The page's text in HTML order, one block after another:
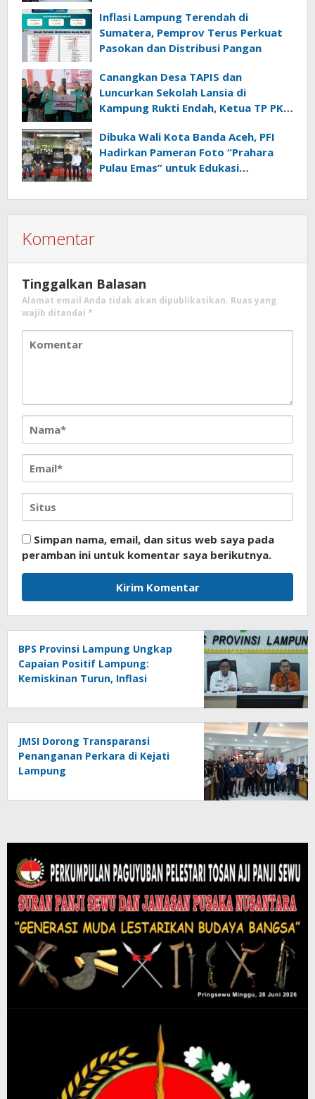
Inflasi Lampung Terendah di
Sumatera, Pemprov Terus Perkuat
Pasokan dan Distribusi Pangan
Canangkan Desa TAPIS dan
Luncurkan Sekolah Lansia di
Kampung Rukti Endah, Ketua TP PKK
SDM Dimulai dari Desa
Dibuka Wali Kota Banda Aceh, PFI
Hadirkan Pameran Foto “Prahara
Pulau Emas” untuk Edukasi
Komentar
Tinggalkan Balasan
Alamat email Anda tidak akan dipublikasikan. Ruas yang
wajib ditandai *
Simpan nama, email, dan situs web saya pada
peramban ini untuk komentar saya berikutnya.
BPS Provinsi Lampung Ungkap
Capaian Positif Lampung:
Kemiskinan Turun, Inflasi
Tumbuh
JMSI Dorong Transparansi
Penanganan Perkara di Kejati
Lampung